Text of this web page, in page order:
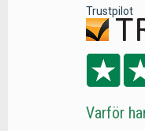
Trustpilot
Varför